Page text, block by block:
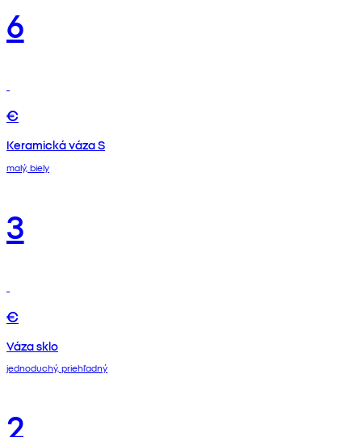
6
€
Keramická váza S
malý, biely
3
€
Váza sklo
jednoduchý, priehľadný
2